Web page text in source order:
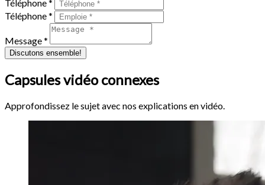
Téléphone *
Téléphone *
Message *
Discutons ensemble!
Capsules vidéo connexes
Approfondissez le sujet avec nos explications en vidéo.